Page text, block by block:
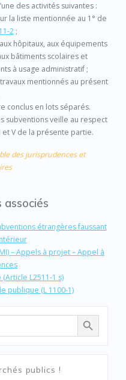
des activités suivantes :
la liste mentionnée au 1° de
2 ;
hôpitaux, aux équipements
bâtiments scolaires et
à usage administratif ;
mentionnés au présent
conclus en lots séparés.
subventions veille au respect
et V de la présente partie.
des jurisprudences et
associés
étrangères faussant
– Appels à projet – Appel à
L2511-1 s)
publique (L 1100-1)
Search Button
publics !